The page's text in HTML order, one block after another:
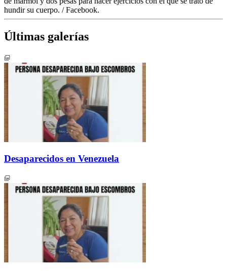
hundir su cuerpo. / Facebook.
Últimas galerías
Desaparecidos en Venezuela